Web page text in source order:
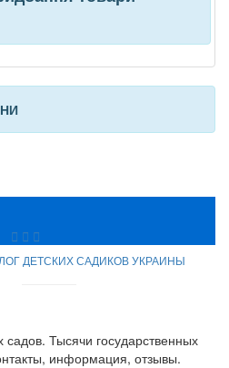
ДЕТСКИХ САДИКОВ УКРАИНЫ
садов. Тысячи государственных
информация, отзывы.